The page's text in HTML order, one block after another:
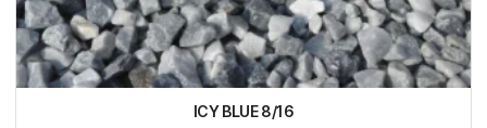
ICY BLUE 8/16